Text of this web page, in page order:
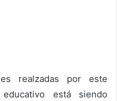
realzadas por este
está siendo